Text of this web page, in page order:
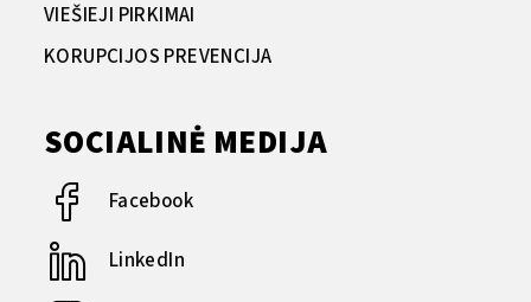
VIEŠIEJI PIRKIMAI
KORUPCIJOS PREVENCIJA
SOCIALINĖ MEDIJA
Facebook
LinkedIn